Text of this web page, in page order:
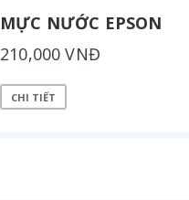
MỰC NƯỚC EPSON
210,000 VNĐ
CHI TIẾT